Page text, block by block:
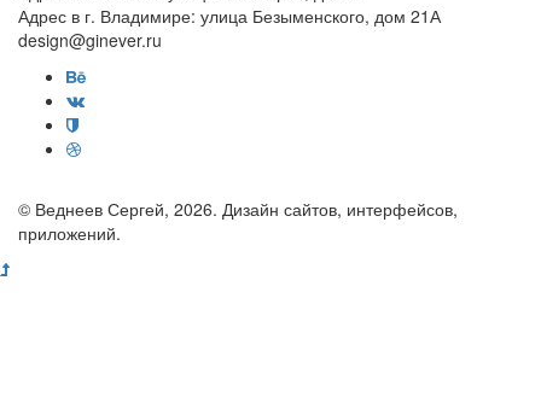
Адрес в г. Владимире: улица Безыменского, дом 21А
design@ginever.ru
© Веднеев Сергей, 2026. Дизайн сайтов, интерфейсов,
приложений.